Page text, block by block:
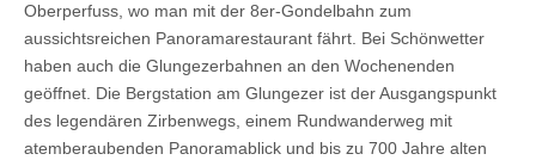
Oberperfuss, wo man mit der 8er-Gondelbahn zum
aussichtsreichen Panoramarestaurant fährt. Bei Schönwetter
haben auch die Glungezerbahnen an den Wochenenden
geöffnet. Die Bergstation am Glungezer ist der Ausgangspunkt
des legendären Zirbenwegs, einem Rundwanderweg mit
atemberaubenden Panoramablick und bis zu 700 Jahre alten